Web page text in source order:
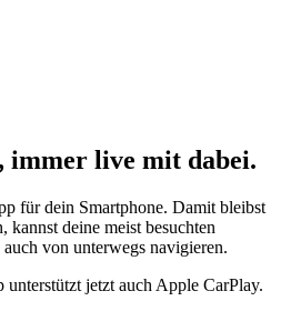
immer live mit dabei.
für dein Smartphone. Damit bleibst
kannst deine meist besuchten
von unterwegs navigieren.
jetzt auch Apple CarPlay.